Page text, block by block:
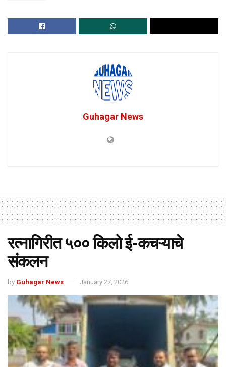
Guhagar News
रत्नागिरीत ५०० किलो ई-कचऱ्याचे
संकलन
by Guhagar News January 27, 2026